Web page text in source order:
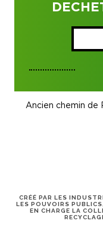
Ancien chemin de
CRÉÉ PAR LES
LES POUVOIRS
EN CHARGE LA